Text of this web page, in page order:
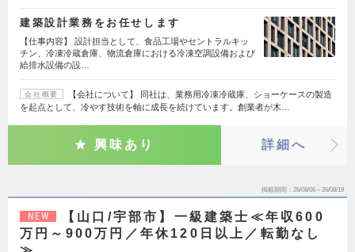
建築設計業務をお任せします
【仕事内容】 設計担当として、食品工場やセントラルキッ
チン、冷凍冷蔵倉庫、物流倉庫における冷凍空調設備および
給排水設備の設…
会社概要
【会社について】 同社は、業務用冷凍冷蔵庫、ショーケースの製造
を起点として、冷やす技術を軸に成長を続けています。創業者が木…
興味あり 詳細へ
掲載期間 26/08/06～26/08/19
NEW
【山口/宇部市】一級建築士≪年収600
万円～900万円／年休120日以上／転勤なし